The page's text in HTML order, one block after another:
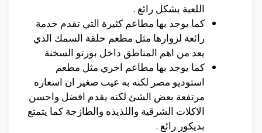
اللعبة بشكل رائع .
كما يوجد بها مطاعم كثيرة التي تقدم خدمة
رائعة لزوارها مثل مطعم حلقة السمك الذي
يعد من اهم المناطق داخل بورتو السخنة
كما يوجد بها مطاعم اخري مثل مطعم
استوديو مصر لكنه به عيب صغير ان اسعاره
مرتفعة بعض الشئ لكنه يقدم افضل واحسن
الاكلات الشرقية واللذيذه والطازجة كما يتمتع
بديكور رائع .